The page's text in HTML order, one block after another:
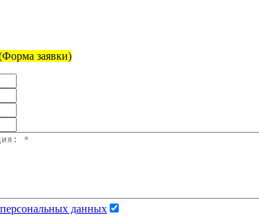
заявки)
данных